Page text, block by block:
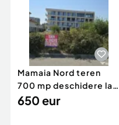
Mamaia Nord teren
700 mp deschidere la
D24 si D25
650 eur